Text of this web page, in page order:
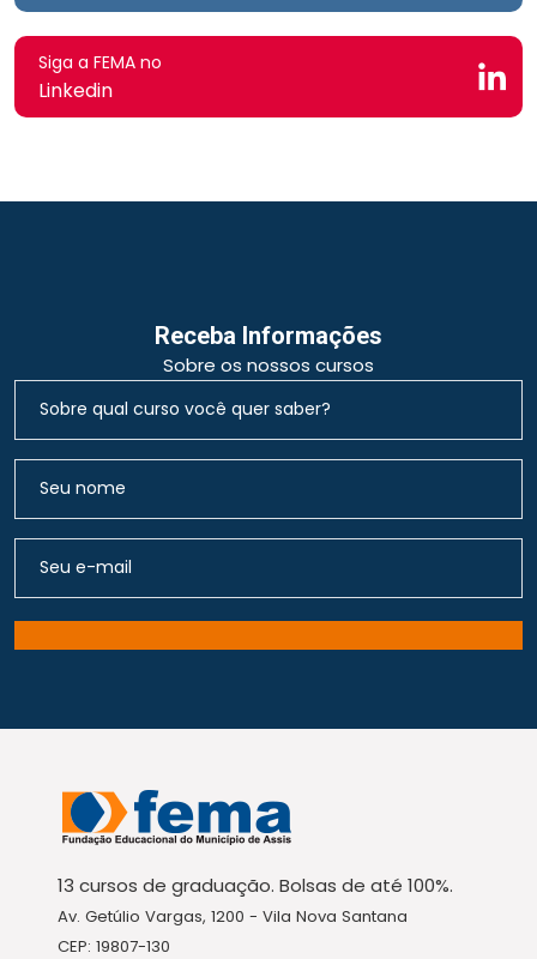
Siga a FEMA no
Linkedin
Receba Informações
Sobre os nossos cursos
13 cursos de graduação. Bolsas de até 100%.
Av. Getúlio Vargas, 1200 - Vila Nova Santana
CEP: 19807-130